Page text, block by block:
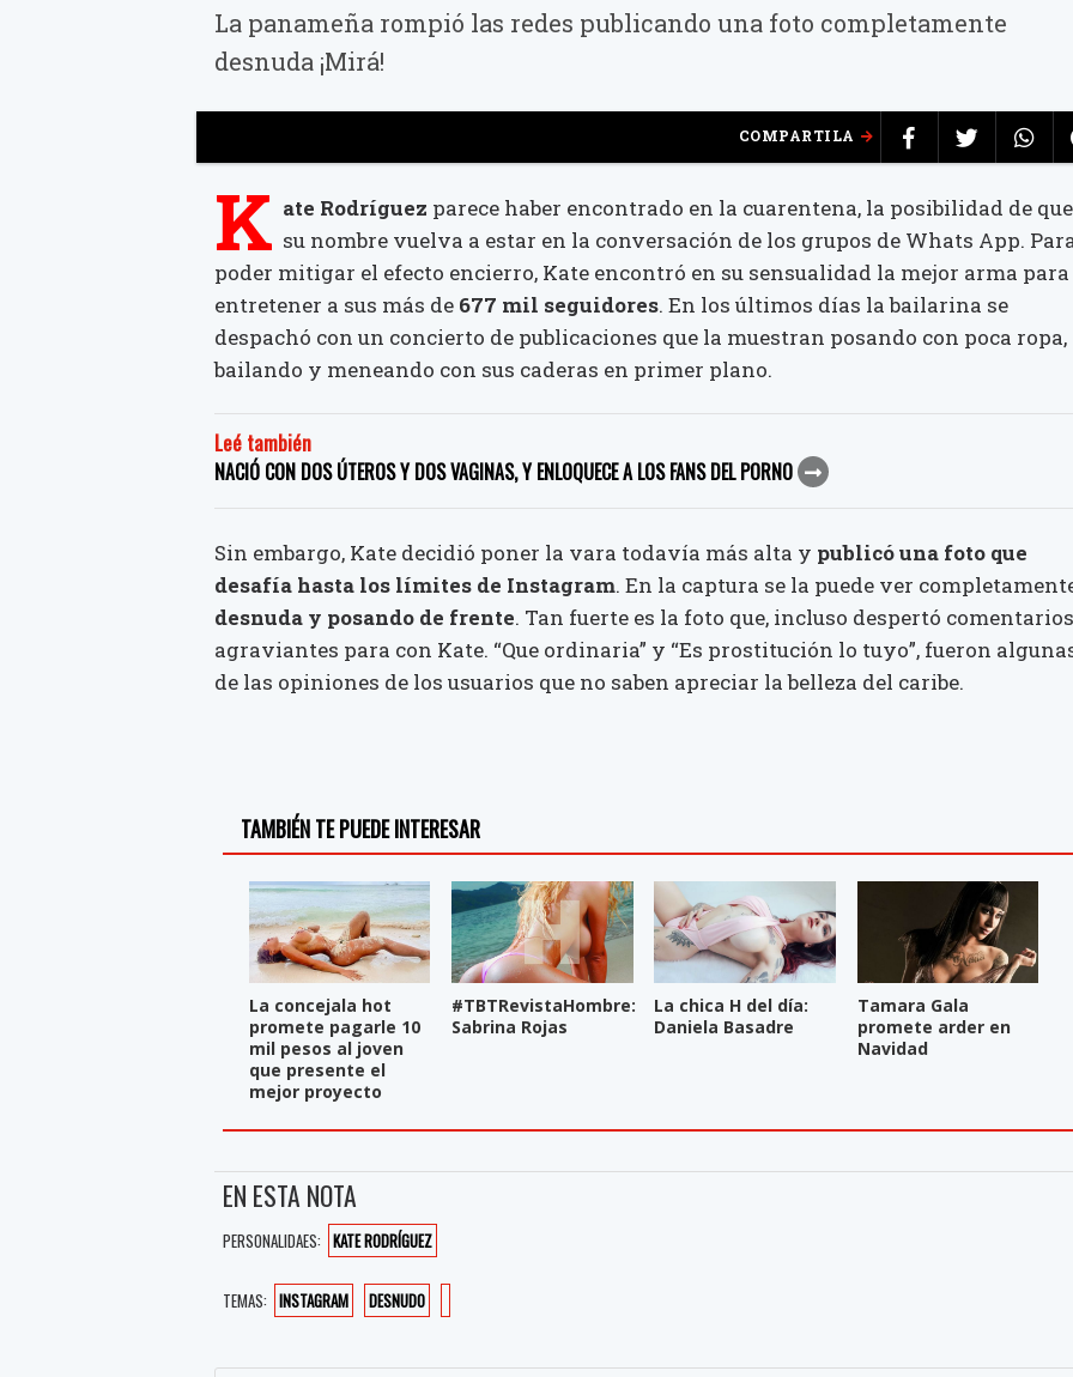
La panameña rompió las redes publicando una foto completamente
desnuda ¡Mirá!
COMPARTILA
K ate Rodríguez parece haber encontrado en la cuarentena, la posibilidad de que
su nombre vuelva a estar en la conversación de los grupos de Whats App.
poder mitigar el efecto encierro, Kate encontró en su sensualidad la mejor arma para
entretener a sus más de 677 mil seguidores. En los últimos días la bailarina se
despachó con un concierto de publicaciones que la muestran posando con poca ropa,
bailando y meneando con sus caderas en primer plano.
Leé también
NACIÓ CON DOS ÚTEROS Y DOS VAGINAS, Y ENLOQUECE A LOS FANS DEL PORNO
Sin embargo, Kate decidió poner la vara todavía más alta y publicó una foto que
desafía hasta los límites de Instagram. En la captura se la puede ver
desnuda y posando de frente. Tan fuerte es la foto que, incluso despertó comentarios
agraviantes para con Kate. “Que ordinaria” y “Es prostitución lo tuyo”, fueron
de las opiniones de los usuarios que no saben apreciar la belleza del caribe.
TAMBIÉN TE PUEDE INTERESAR
La concejala hot
promete pagarle 10
mil pesos al joven
que presente el
mejor proyecto
#TBTRevistaHombre:
Sabrina Rojas
La chica H del día:
Daniela Basadre
Tamara Gala
promete arder en
Navidad
EN ESTA NOTA
PERSONALIDAES: KATE RODRÍGUEZ
TEMAS: INSTAGRAM DESNUDO